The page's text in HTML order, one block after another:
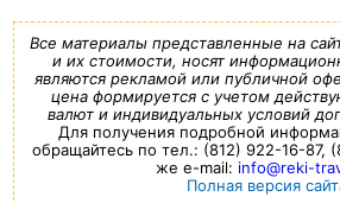
Все материалы представленные на
и их стоимости, носят
являются рекламой или публичной
цена формируется с учетом
валют и индивидуальных условий
Для получения подробной
обращайтесь по тел.: (812) 922-16-87,
же e-mail: info@reki-
Полная версия